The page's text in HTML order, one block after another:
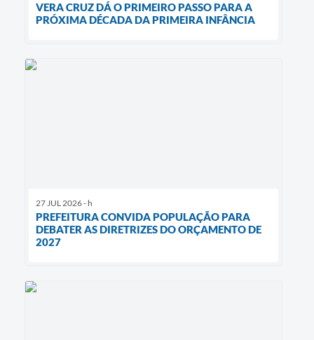
VERA CRUZ DÁ O PRIMEIRO PASSO PARA A
PRÓXIMA DÉCADA DA PRIMEIRA INFÂNCIA
27 JUL 2026 - h
PREFEITURA CONVIDA POPULAÇÃO PARA
DEBATER AS DIRETRIZES DO ORÇAMENTO DE
2027